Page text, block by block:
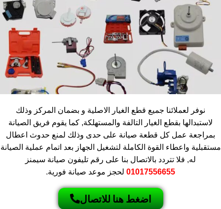
نوفر لعملائنا جميع قطع الغيار الاصلية و بضمان المركز وذلك
لاستبدالها بقطع الغيار التالفة والمستهلكة, كما يقوم فريق الصيانة
بمراجعة عمل كل قطعة صيانة على حدى وذلك لمنع حدوث اعطال
مستقبلية واعطاء القوة الكاملة لتشغيل الجهاز بعد اتمام عملية الصيانة
له, فلا تتردد بالاتصال بنا على رقم تليفون صيانة سيمنز
01017556655 لحجز موعد صيانة فورية.
اضغط هنا للاتصال